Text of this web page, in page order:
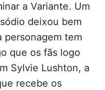
a Variante. Um
deixou bem
personagem tem
que os fãs logo
Sylvie Lushton, a
recebe os